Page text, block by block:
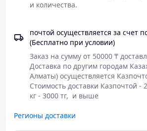
почтой осуществляется за счет
(Бесплатно при условии)
Заказ на сумму от 50000 ₸
Доставка по другим городам
Алматы) осуществляется
Стоимость доставки Казпочтой -
кг - 3000 тг,  и выше
Регионы доставки